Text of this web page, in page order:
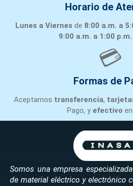
Horario de
Lunes a Viernes de 8:00 a.m. a
9:00 a.m. a 1:00 p.m.
💳
Formas de
Aceptamos transferencia,
Pago, y efectivo en
Somos una empresa
de material eléctrico y electrónico